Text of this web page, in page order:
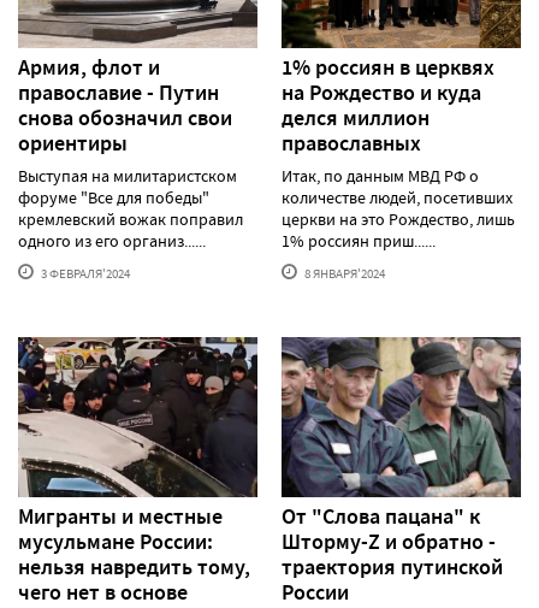
Армия, флот и
православие - Путин
снова обозначил свои
ориентиры
Выступая на милитаристском
форуме "Все для победы"
кремлевский вожак поправил
одного из его организ......
3 ФЕВРАЛЯ'2024
1% россиян в церквях
на Рождество и куда
делся миллион
православных
Итак, по данным МВД РФ о
количестве людей, посетивших
церкви на это Рождество, лишь
1% россиян приш......
8 ЯНВАРЯ'2024
Мигранты и местные
мусульмане России:
нельзя навредить тому,
чего нет в основе
От "Слова пацана" к
Шторму-Z и обратно -
траектория путинской
России